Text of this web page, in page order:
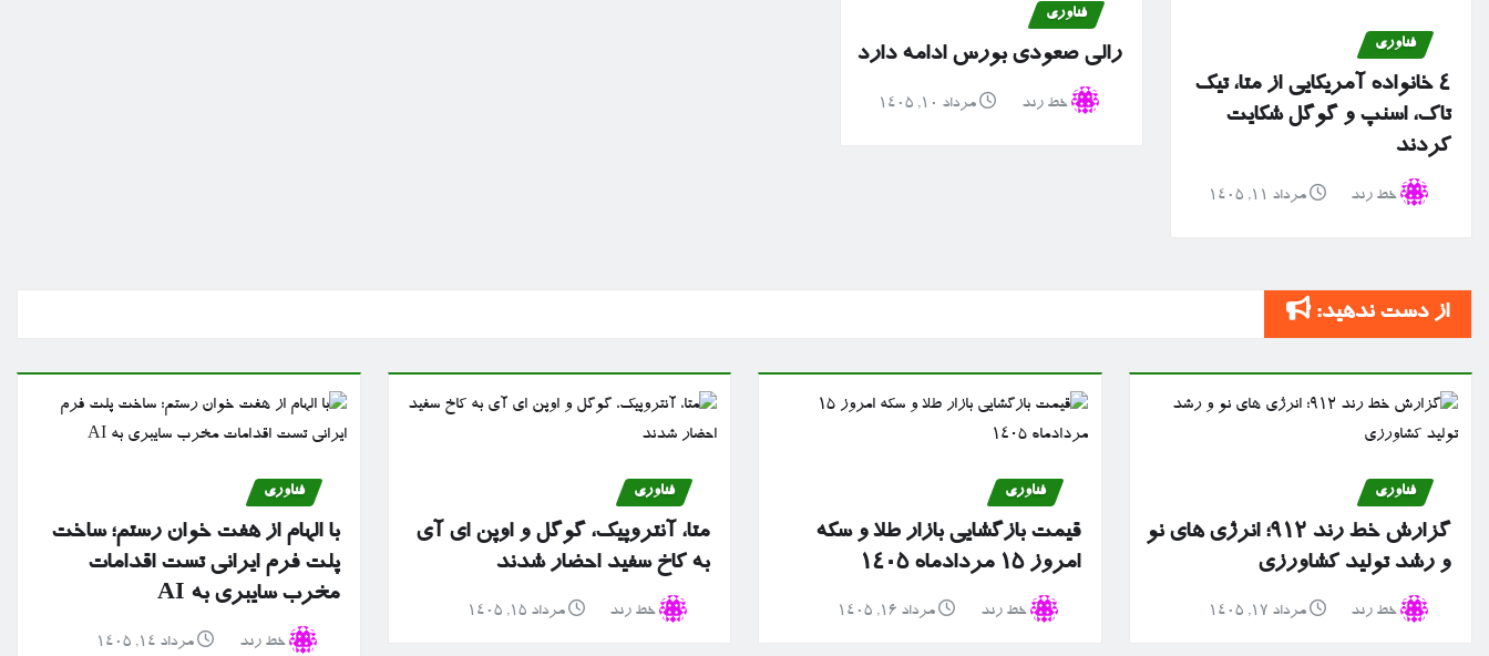
فناوری
۴ خانواده آمریکایی از متا، تیک
تاک، اسنپ و گوگل شکایت
کردند
خط رند مرداد ۱۱, ۱۴۰۵
فناوری
رالی صعودی بورس ادامه دارد
خط رند مرداد ۱۰, ۱۴۰۵
از دست ندهید:
فناوری
گزارش خط رند ۹۱۲؛ انرژی های نو
و رشد تولید کشاورزی
خط رند مرداد ۱۷, ۱۴۰۵
فناوری
قیمت بازگشایی بازار طلا و سکه
امروز ۱۵ مردادماه ۱۴۰۵
خط رند مرداد ۱۶, ۱۴۰۵
فناوری
متا، آنتروپیک، گوگل و اوپن ای آی
به کاخ سفید احضار شدند
خط رند مرداد ۱۵, ۱۴۰۵
فناوری
با الهام از هفت خوان رستم؛ ساخت
پلت فرم ایرانی تست اقدامات
مخرب سایبری به AI
خط رند مرداد ۱۴, ۱۴۰۵